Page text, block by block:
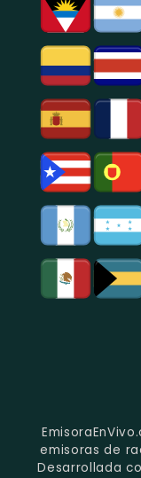
emisoras de
Desarrollada